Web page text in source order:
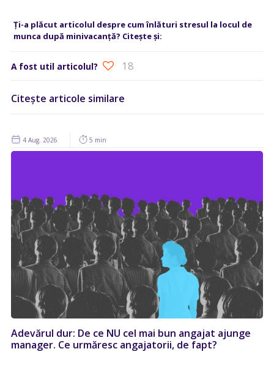
Ți-a plăcut articolul despre cum înlături stresul la locul de
munca după minivacanță? Citește și:
A fost util articolul? 18
Citește articole similare
4 Aug. 2026 5 min
Adevărul dur: De ce NU cel mai bun angajat ajunge
manager. Ce urmăresc angajatorii, de fapt?